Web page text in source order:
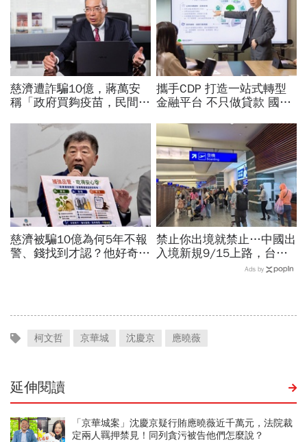
慈濟遭詐騙10億，蔣萬安
稱「政府買夠疫苗，民間就
話說得不夠公道
攜手CDP 打造一站式轉型
金融平台 不只做貸款 國泰
慈濟被騙10億為何5年不報
警、錢找到才認？他好奇：
禁止你出境就禁止…中國出
入境新規9/15上路，台灣
人小心「有去無回」？4種
Ads by
柯文哲 京華城 沈慶京 應曉薇
延伸閱讀
「京華城案」沈慶京疑行賄應曉薇近千萬元，法院裁
定兩人羈押禁見！同列貪污被告他們怎麼說？